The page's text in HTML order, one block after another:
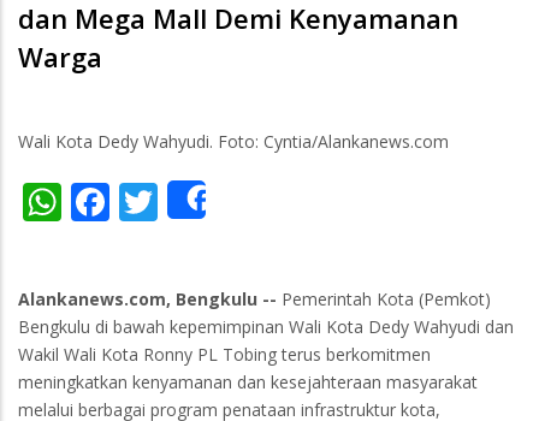
dan Mega Mall Demi Kenyamanan
Warga
Wali Kota Dedy Wahyudi. Foto: Cyntia/Alankanews.com
WhatsApp
Facebook
Twitter
Alankanews.com, Bengkulu -- Pemerintah Kota (Pemkot)
Bengkulu di bawah kepemimpinan Wali Kota Dedy Wahyudi dan
Wakil Wali Kota Ronny PL Tobing terus berkomitmen
meningkatkan kenyamanan dan kesejahteraan masyarakat
melalui berbagai program penataan infrastruktur kota,